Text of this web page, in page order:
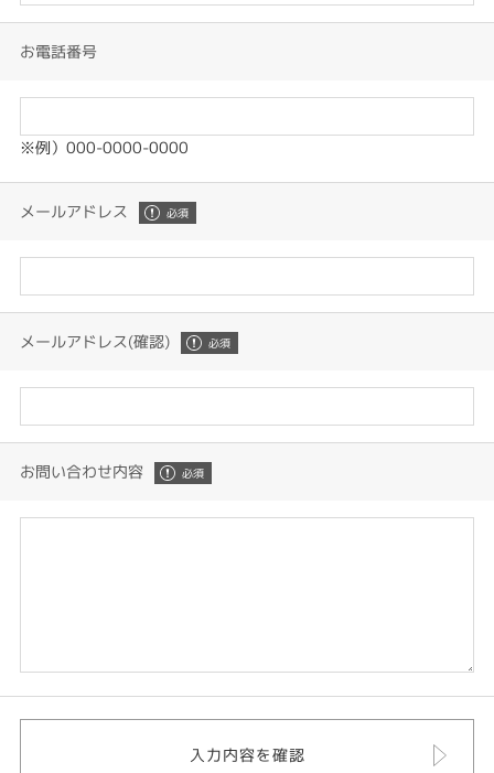
お電話番号
※例）000-0000-0000
メールアドレス
メールアドレス(確認)
お問い合わせ内容